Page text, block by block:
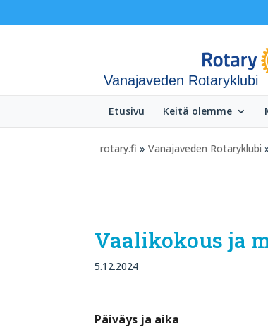
Vanajaveden Rotaryklubi
Etusivu Keitä olemme
rotary.fi » Vanajaveden Rotaryklubi
Vaalikokous ja
5.12.2024
Päiväys ja aika